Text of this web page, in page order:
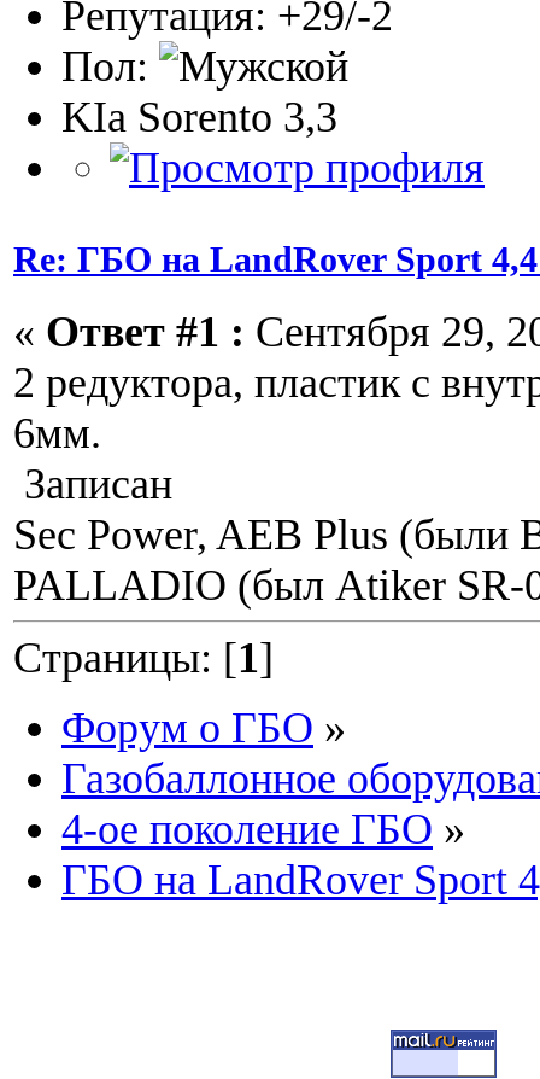
Репутация: +29/-2
Пол:
KIa Sorento 3,3
Re: ГБО на LandRover Sport
« Ответ #1 : Сентября 29,
2 редуктора, пластик с
6мм.
Записан
Sec Power, AEB Plus (были
PALLADIO (был Atiker SR-
Страницы: [1]
Форум о ГБО »
Газобаллонное
4-ое поколение ГБО »
ГБО на LandRover Sport